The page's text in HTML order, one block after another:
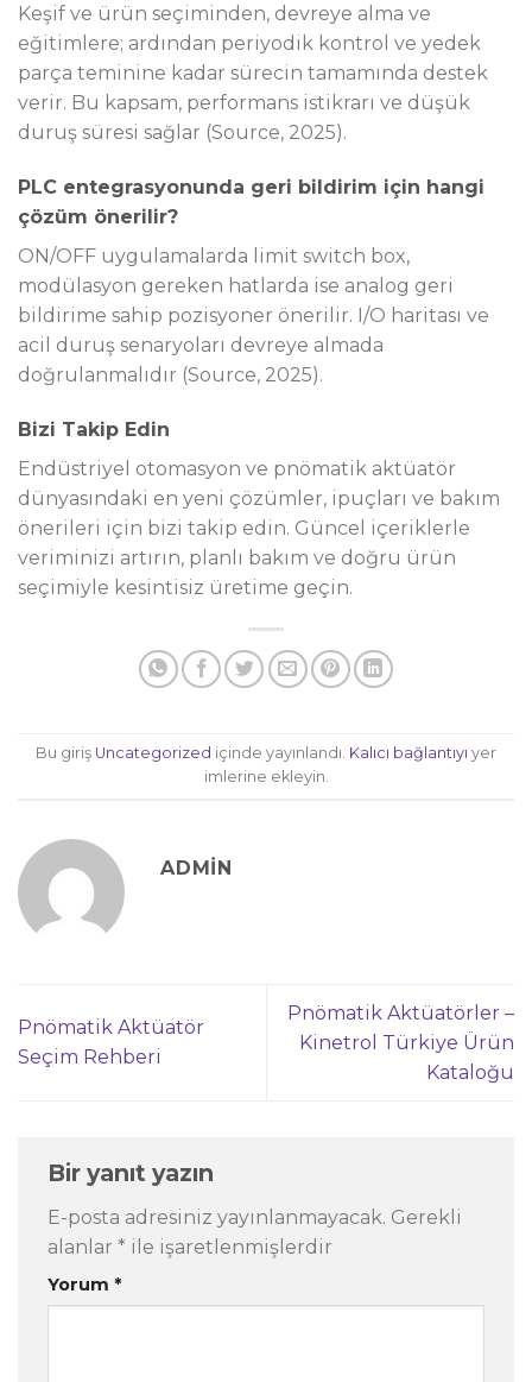
Keşif ve ürün seçiminden, devreye alma ve
eğitimlere; ardından periyodik kontrol ve yedek
parça teminine kadar sürecin tamamında destek
verir. Bu kapsam, performans istikrarı ve düşük
duruş süresi sağlar (Source, 2025).
PLC entegrasyonunda geri bildirim için hangi
çözüm önerilir?
ON/OFF uygulamalarda limit switch box,
modülasyon gereken hatlarda ise analog geri
bildirime sahip pozisyoner önerilir. I/O haritası ve
acil duruş senaryoları devreye almada
doğrulanmalıdır (Source, 2025).
Bizi Takip Edin
Endüstriyel otomasyon ve pnömatik aktüatör
dünyasındaki en yeni çözümler, ipuçları ve bakım
önerileri için bizi takip edin. Güncel içeriklerle
veriminizi artırın, planlı bakım ve doğru ürün
seçimiyle kesintisiz üretime geçin.
Bu giriş Uncategorized içinde yayınlandı. Kalıcı bağlantıyı yer
imlerine ekleyin.
ADMIN
Pnömatik Aktüatör
Seçim Rehberi
Pnömatik Aktüatörler –
Kinetrol Türkiye Ürün
Kataloğu
Bir yanıt yazın
E-posta adresiniz yayınlanmayacak. Gerekli
alanlar * ile işaretlenmişlerdir
Yorum *